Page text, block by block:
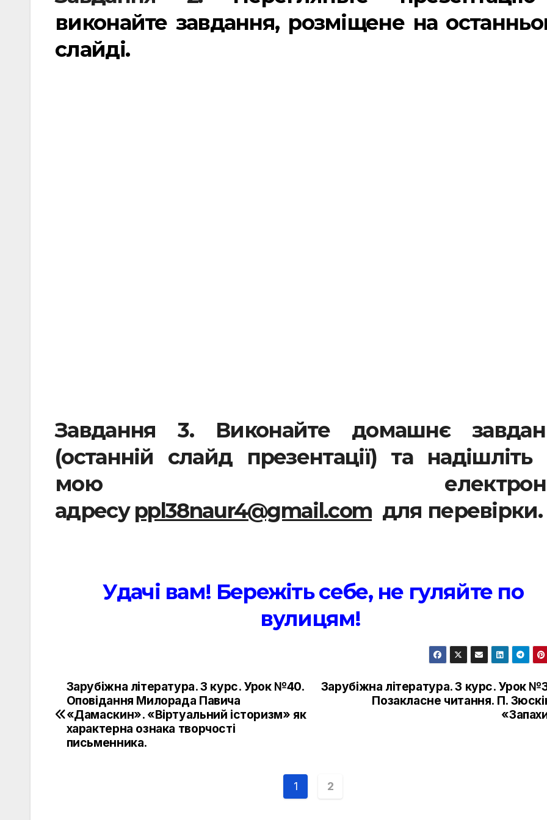
виконайте завдання, розміщене на
слайді.
Завдання 3. Виконайте домашнє
(останній слайд презентації) та надішліть
мою
адресуppl38naur4@gmail.com для перевірки.
Удачі вам! Бережіть себе, не гуляйте по
вулицям!
Навигация
по
записям
Зарубіжна література. 3 курс. Урок
Позакласне читання. П.
Зарубіжна література. 3 курс. Урок №40.
Оповідання Милорада Павича
«Дамаскин». «Віртуальний історизм» як
характерна ознака творчості
письменника.
1 2